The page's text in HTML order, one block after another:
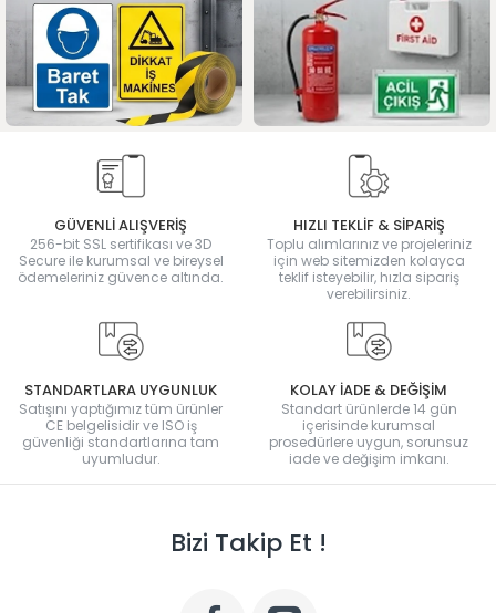
GÜVENLİ ALIŞVERİŞ
256-bit SSL sertifikası ve 3D
Secure ile kurumsal ve bireysel
ödemeleriniz güvence altında.
HIZLI TEKLİF & SİPARİŞ
Toplu alımlarınız ve projeleriniz
için web sitemizden kolayca
teklif isteyebilir, hızla sipariş
verebilirsiniz.
STANDARTLARA UYGUNLUK
Satışını yaptığımız tüm ürünler
CE belgelisidir ve ISO iş
güvenliği standartlarına tam
uyumludur.
KOLAY İADE & DEĞİŞİM
Standart ürünlerde 14 gün
içerisinde kurumsal
prosedürlere uygun, sorunsuz
iade ve değişim imkanı.
Bizi Takip Et !